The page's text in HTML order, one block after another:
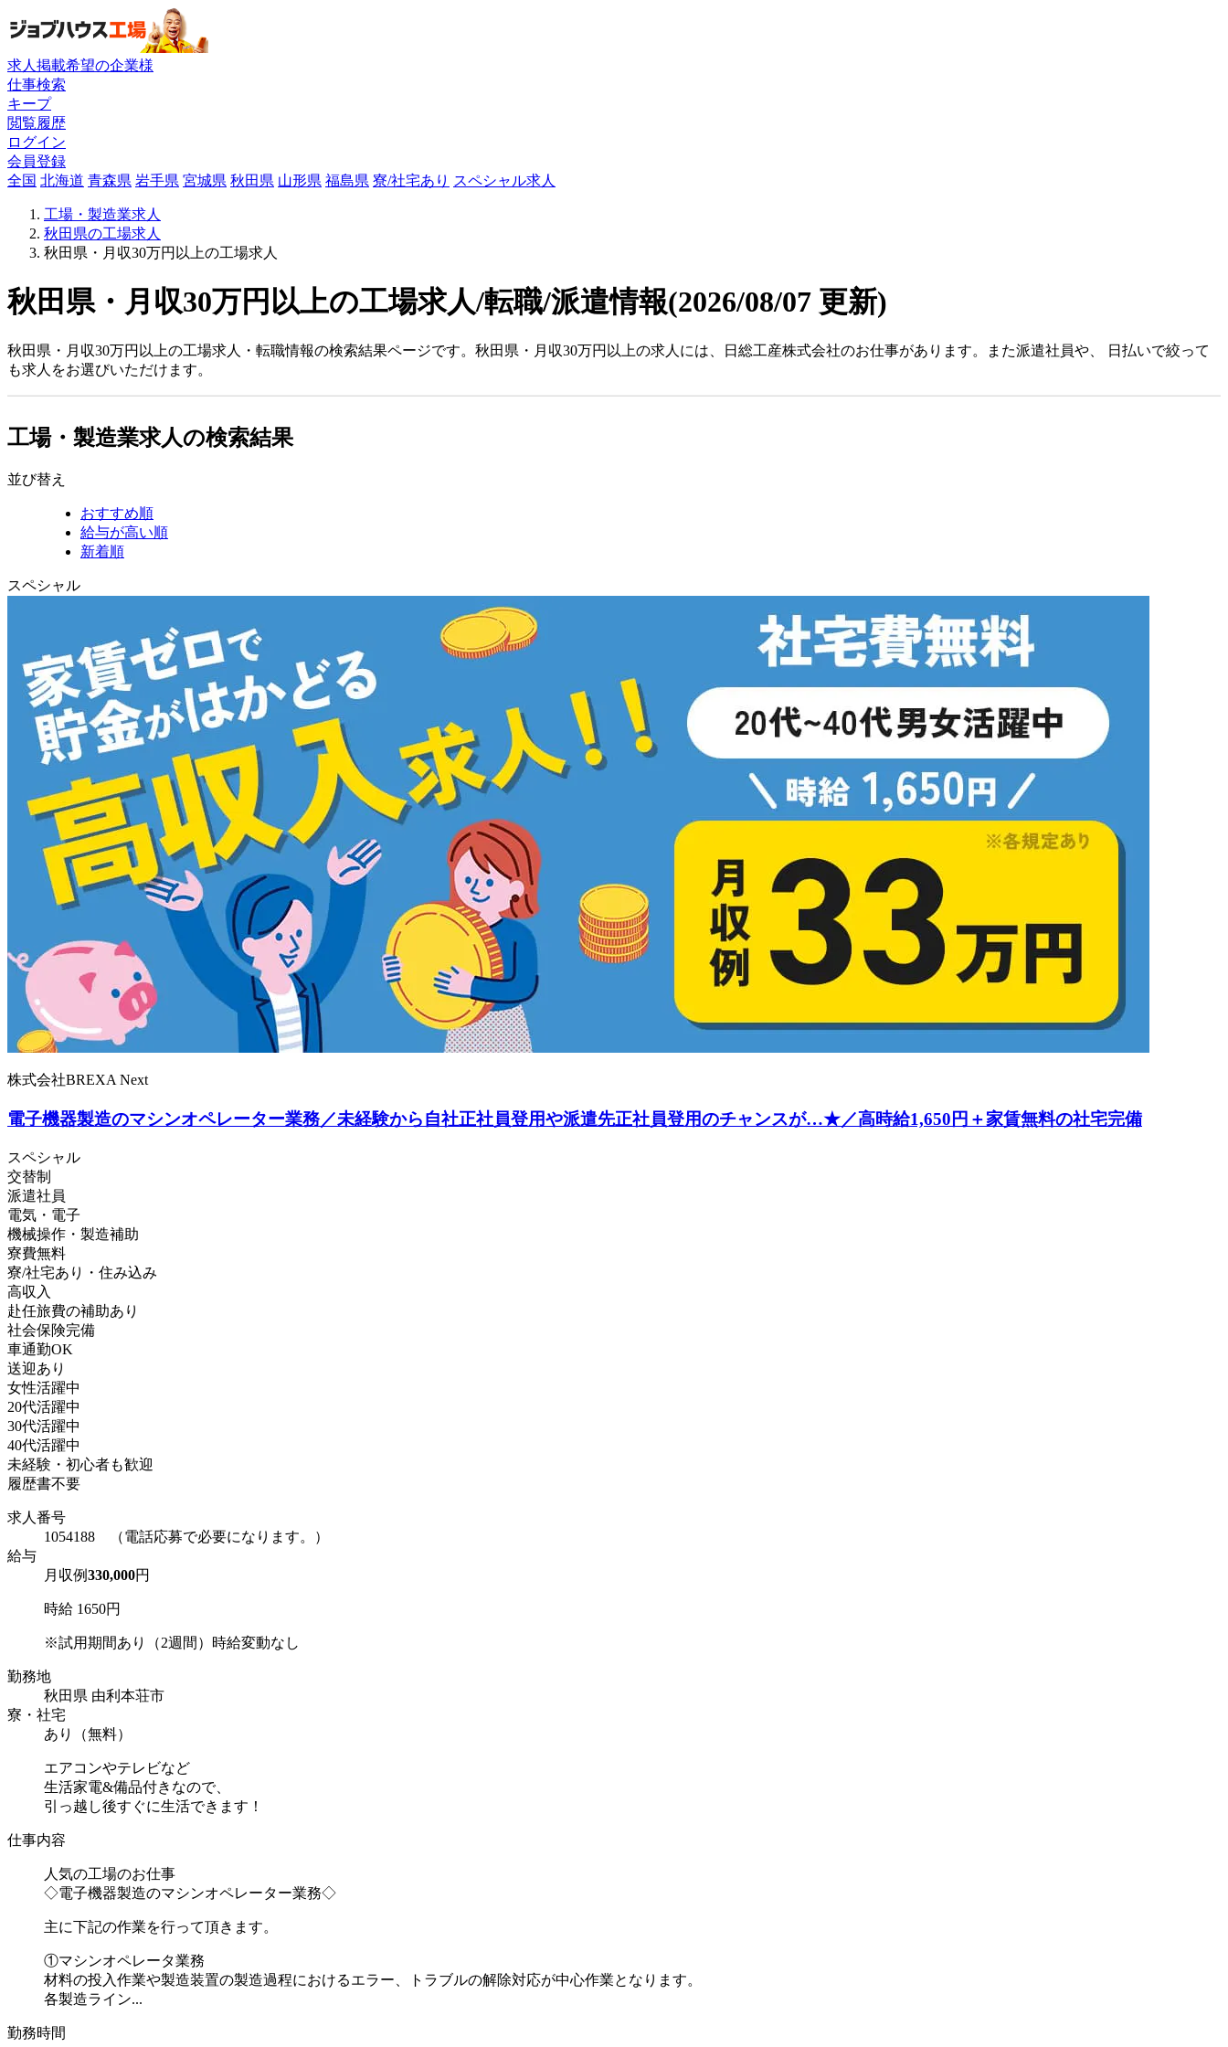
求人掲載希望の企業様
仕事検索
キープ
閲覧履歴
ログイン
会員登録
全国 北海道 青森県 岩手県 宮城県 秋田県 山形県 福島県 寮/社宅あり スペシャル求人
工場・製造業求人
秋田県の工場求人
秋田県・月収30万円以上の工場求人
秋田県・月収30万円以上の工場求人/転職/派遣情報(2026/08/07 更新)
秋田県・月収30万円以上の工場求人・転職情報の検索結果ページです。秋田県・月収30万円以上の求人には、日総工産株式会社のお仕事があります。また派遣社員や、 日払いで絞って
も求人をお選びいただけます。
工場・製造業求人の検索結果
並び替え
おすすめ順
給与が高い順
新着順
スペシャル
株式会社BREXA Next
電子機器製造のマシンオペレーター業務／未経験から自社正社員登用や派遣先正社員登用のチャンスが…★／高時給1,650円＋家賃無料の社宅完備
スペシャル
交替制
派遣社員
電気・電子
機械操作・製造補助
寮費無料
寮/社宅あり・住み込み
高収入
赴任旅費の補助あり
社会保険完備
車通勤OK
送迎あり
女性活躍中
20代活躍中
30代活躍中
40代活躍中
未経験・初心者も歓迎
履歴書不要
求人番号
1054188 （電話応募で必要になります。）
給与
月収例330,000円
時給 1650円
※試用期間あり（2週間）時給変動なし
勤務地
秋田県 由利本荘市
寮・社宅
あり（無料）
エアコンやテレビなど
生活家電&備品付きなので、
引っ越し後すぐに生活できます！
仕事内容
人気の工場のお仕事
◇電子機器製造のマシンオペレーター業務◇
主に下記の作業を行って頂きます。
①マシンオペレータ業務
材料の投入作業や製造装置の製造過程におけるエラー、トラブルの解除対応が中心作業となります。
各製造ライン...
勤務時間